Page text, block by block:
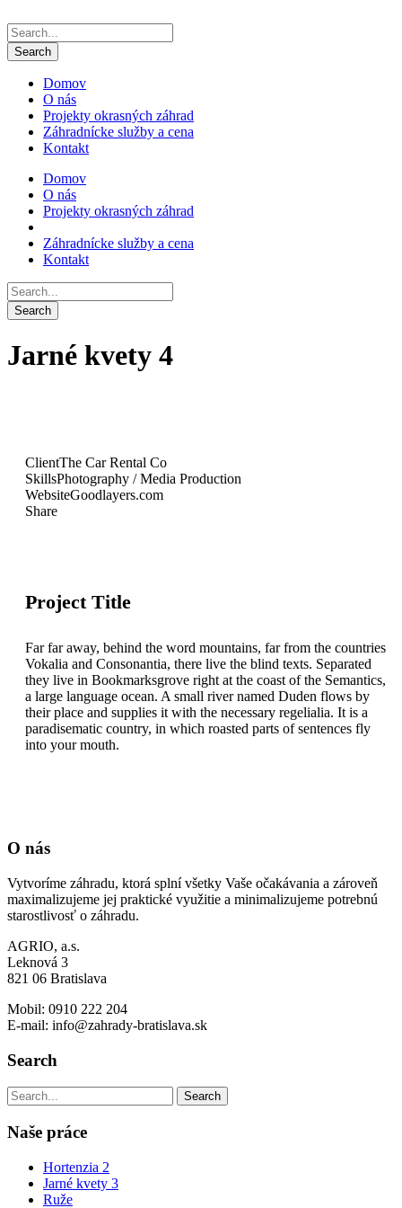
Domov
O nás
Projekty okrasných záhrad
Záhradnícke služby a cena
Kontakt
Domov
O nás
Projekty okrasných záhrad
Záhradnícke služby a cena
Kontakt
Jarné kvety 4
ClientThe Car Rental Co
SkillsPhotography / Media Production
WebsiteGoodlayers.com
Share
Project Title
Far far away, behind the word mountains, far from the countries
Vokalia and Consonantia, there live the blind texts. Separated
they live in Bookmarksgrove right at the coast of the Semantics,
a large language ocean. A small river named Duden flows by
their place and supplies it with the necessary regelialia. It is a
paradisematic country, in which roasted parts of sentences fly
into your mouth.
O nás
Vytvoríme záhradu, ktorá splní všetky Vaše očakávania a zároveň
maximalizujeme jej praktické využitie a minimalizujeme potrebnú
starostlivosť o záhradu.
AGRIO, a.s.
Leknová 3
821 06 Bratislava
Mobil: 0910 222 204
E-mail: info@zahrady-bratislava.sk
Search
Naše práce
Hortenzia 2
Jarné kvety 3
Ruže